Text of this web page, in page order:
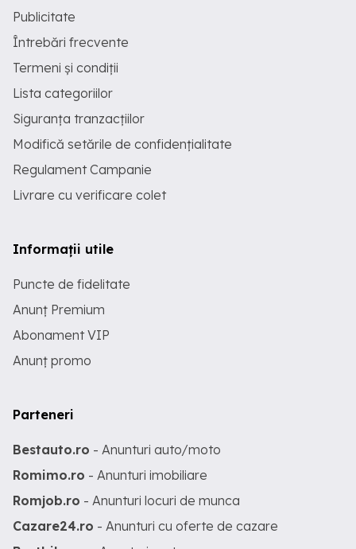
Publicitate
Întrebări frecvente
Termeni și condiții
Lista categoriilor
Siguranța tranzacțiilor
Modifică setările de confidențialitate
Regulament Campanie
Livrare cu verificare colet
Informații utile
Puncte de fidelitate
Anunț Premium
Abonament VIP
Anunț promo
Parteneri
Bestauto.ro - Anunturi auto/moto
Romimo.ro - Anunturi imobiliare
Romjob.ro - Anunturi locuri de munca
Cazare24.ro - Anunturi cu oferte de cazare